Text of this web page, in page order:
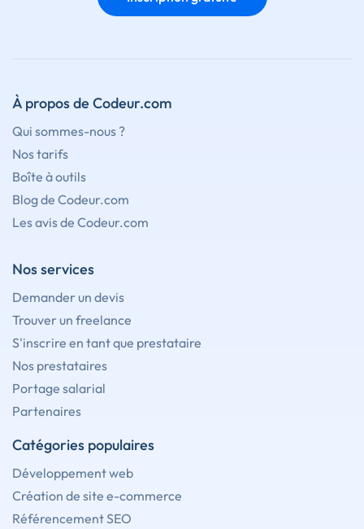
À propos de Codeur.com
Qui sommes-nous ?
Nos tarifs
Boîte à outils
Blog de Codeur.com
Les avis de Codeur.com
Nos services
Demander un devis
Trouver un freelance
S'inscrire en tant que prestataire
Nos prestataires
Portage salarial
Partenaires
Catégories populaires
Développement web
Création de site e-commerce
Référencement SEO